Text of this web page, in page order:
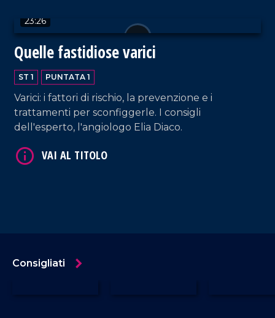
23:26
Quelle fastidiose varici
ST 1 PUNTATA 1
Varici: i fattori di rischio, la prevenzione e i
trattamenti per sconfiggerle. I consigli
dell'esperto, l'angiologo Elia Diaco.
Consigliati